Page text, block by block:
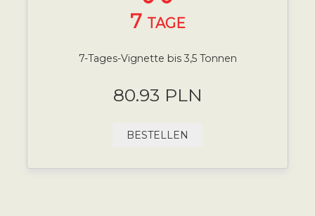
7 TAGE
7-Tages-Vignette bis 3,5 Tonnen
80.93 PLN
BESTELLEN